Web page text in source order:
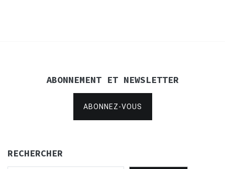
ABONNEMENT ET NEWSLETTER
ABONNEZ-VOUS
RECHERCHER